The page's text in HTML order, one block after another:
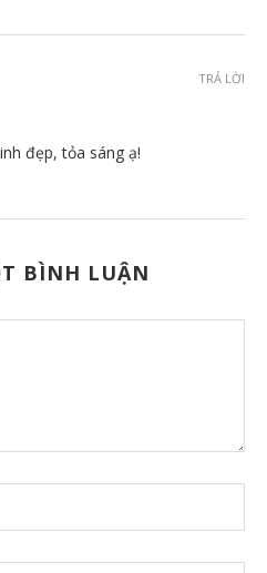
đẹp, tỏa sáng ạ!
TRẢ LỜI
BÌNH LUẬN